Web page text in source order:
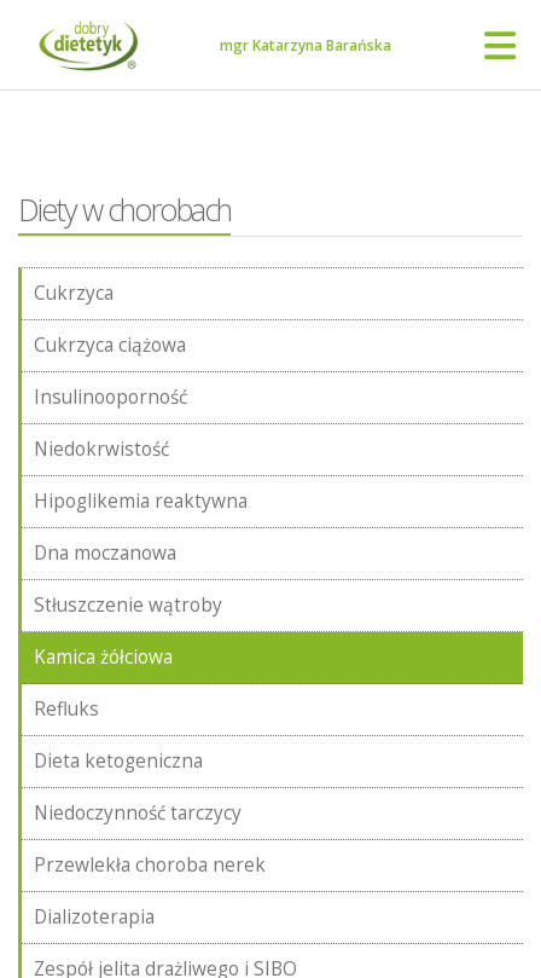
mgr Katarzyna Barańska
Diety w chorobach
Cukrzyca
Cukrzyca ciążowa
Insulinooporność
Niedokrwistość
Hipoglikemia reaktywna
Dna moczanowa
Stłuszczenie wątroby
Kamica żółciowa
Refluks
Dieta ketogeniczna
Niedoczynność tarczycy
Przewlekła choroba nerek
Dializoterapia
Zespół jelita drażliwego i SIBO